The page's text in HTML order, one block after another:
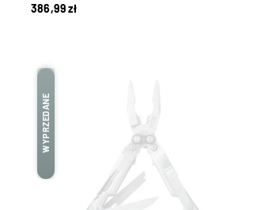
386,99zł
WYPRZEDANE